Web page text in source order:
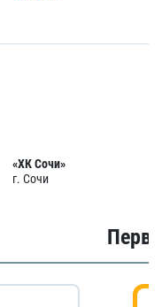
«ХК Сочи»
г. Сочи